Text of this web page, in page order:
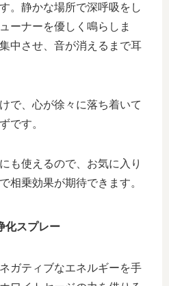
。静かな場所で深呼吸をし
ーナーを優しく鳴らしま
中させ、音が消えるまで耳
で、心が徐々に落ち着いて
です。
も使えるので、お気に入り
相乗効果が期待できます。
化スプレー
ガティブなエネルギーを手